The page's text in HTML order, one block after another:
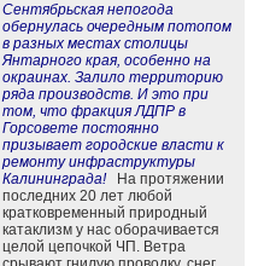
Сентябрьская непогода
обернулась очередным потопом
в разных местах столицы
Янтарного края, особенно на
окраинах. Залило территорию
ряда производств. И это при
том, что фракция ЛДПР в
Горсовете постоянно
призывает городские власти к
ремонту инфраструктуры
Калининграда!На протяжении
последних 20 лет любой
кратковременный природный
катаклизм у нас оборачивается
целой цепочкой ЧП. Ветра